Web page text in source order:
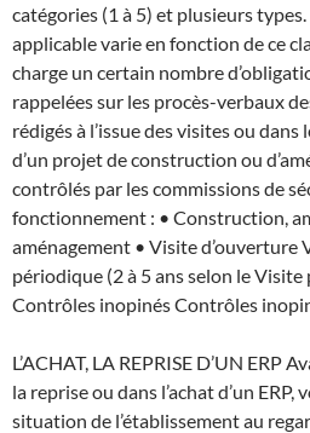
catégories (1 à 5) et plusieurs
applicable varie en fonction de ce
charge un certain nombre
rappelées sur les procès-verbaux
rédigés à l’issue des visites ou
d’un projet de construction ou
contrôlés par les commissions de
fonctionnement : • Construction,
aménagement • Visite d’ouverture
périodique (2 à 5 ans selon le
Contrôles inopinés Contrôles
L’ACHAT, LA REPRISE D’UN ERP
la reprise ou dans l’achat d’un
situation de l’établissement au